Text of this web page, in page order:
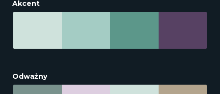
Akcent
Odważny